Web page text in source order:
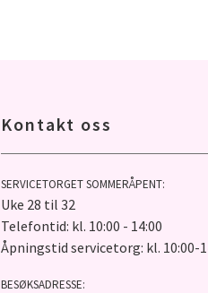
Kontakt oss
SERVICETORGET SOMMERÅPENT:
Uke 28 til 32
Telefontid: kl. 10:00 - 14:00
Åpningstid servicetorg: kl. 10:00-
BESØKSADRESSE: